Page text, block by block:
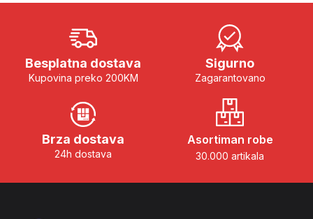
Besplatna dostava
Kupovina preko 200KM
Sigurno
Zagarantovano
Brza dostava
24h dostava
Asortiman robe
30.000 artikala